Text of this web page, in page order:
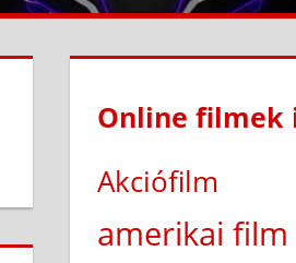
Online filmek
Akciófilm
amerikai film